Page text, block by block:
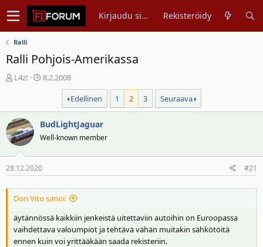
Kirjaudu sisään Rekisteröidy
Ralli
Ralli Pohjois-Amerikassa
V
s
t
i
k
e
t
u
a
l
o
L4z!
A
i
t
u
p
m
ä
ä
8.2.2008
Edellinen
1 2 3 Seuraava
BudLightJaguar
Well-known member
28.12.2020 #21
Don Vito sanoi:
äytännössä kaikkiin jenkeistä uitettaviin autoihin on Euroopassa
vaihdettava valoumpiot ja tehtävä vähän muitakin sähkötöitä
ennen kuin voi yrittääkään saada rekisteriin.